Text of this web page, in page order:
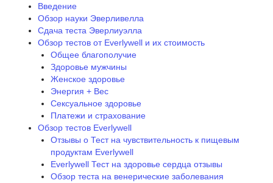
Введение
Обзор науки Эверливелла
Сдача теста Эверлиуэлла
Обзор тестов от Everlywell и их стоимость
Общее благополучие
Здоровье мужчины
Женское здоровье
Энергия + Вес
Сексуальное здоровье
Платежи и страхование
Обзор тестов Everlywell
Отзывы о Тест на чувствительность к пищевым
продуктам Everlywell
Everlywell Тест на здоровье сердца отзывы
Обзор теста на венерические заболевания